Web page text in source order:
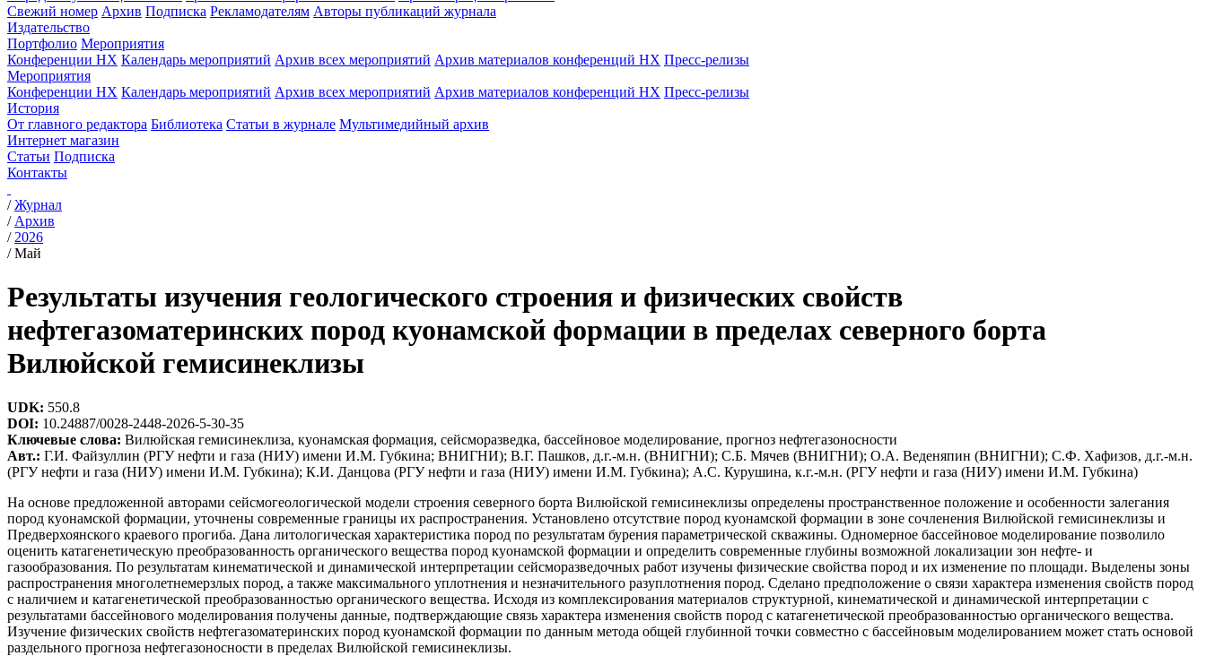
Свежий номер Архив Подписка Рекламодателям Авторы публикаций журнала
Издательство
Портфолио Мероприятия
Конференции НХ Календарь мероприятий Архив всех мероприятий Архив материалов конференций НХ Пресс-релизы
Мероприятия
Конференции НХ Календарь мероприятий Архив всех мероприятий Архив материалов конференций НХ Пресс-релизы
История
От главного редактора Библиотека Статьи в журнале Мультимедийный архив
Интернет магазин
Статьи Подписка
Контакты
/Журнал
/ Архив
/ 2026
/Май
Результаты изучения геологического строения и физических свойств
нефтегазоматеринских пород куонамской формации в пределах северного борта
Вилюйской гемисинеклизы
UDK: 550.8
DOI: 10.24887/0028-2448-2026-5-30-35
Ключевые слова: Вилюйская гемисинеклиза, куонамская формация, сейсморазведка, бассейновое моделирование, прогноз нефтегазоносности
Авт.: Г.И. Файзуллин (РГУ нефти и газа (НИУ) имени И.М. Губкина; ВНИГНИ); В.Г. Пашков, д.г.-м.н. (ВНИГНИ); С.Б. Мячев (ВНИГНИ); О.А. Веденяпин (ВНИГНИ); С.Ф. Хафизов, д.г.-м.н.
(РГУ нефти и газа (НИУ) имени И.М. Губкина); К.И. Данцова (РГУ нефти и газа (НИУ) имени И.М. Губкина); А.С. Курушина, к.г.-м.н. (РГУ нефти и газа (НИУ) имени И.М. Губкина)
На основе предложенной авторами сейсмогеологической модели строения северного борта Вилюйской гемисинеклизы определены пространственное положение и особенности залегания
пород куонамской формации, уточнены современные границы их распространения. Установлено отсутствие пород куонамской формации в зоне сочленения Вилюйской гемисинеклизы и
Предверхоянского краевого прогиба. Дана литологическая характеристика пород по результатам бурения параметрической скважины. Одномерное бассейновое моделирование позволило
оценить катагенетическую преобразованность органического вещества пород куонамской формации и определить современные глубины возможной локализации зон нефте- и
газообразования. По результатам кинематической и динамической интерпретации сейсморазведочных работ изучены физические свойства пород и их изменение по площади. Выделены зоны
распространения многолетнемерзлых пород, а также максимального уплотнения и незначительного разуплотнения пород. Сделано предположение о связи характера изменения свойств пород
с наличием и катагенетической преобразованностью органического вещества. Исходя из комплексирования материалов структурной, кинематической и динамической интерпретации с
результатами бассейнового моделирования получены данные, подтверждающие связь характера изменения свойств пород с катагенетической преобразованностью органического вещества.
Изучение физических свойств нефтегазоматеринских пород куонамской формации по данным метода общей глубинной точки совместно с бассейновым моделированием может стать основой
раздельного прогноза нефтегазоносности в пределах Вилюйской гемисинеклизы.